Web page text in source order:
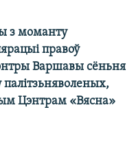
з моманту
правоў
Варшавы сёньня
Цэнтрам «Вясна»